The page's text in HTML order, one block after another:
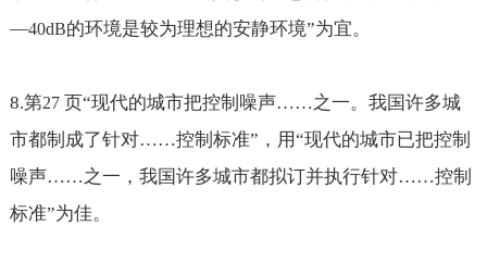
—40dB的环境是较为理想的安静环境”为宜。
8.第27 页“现代的城市把控制噪声……之一。我国许多城
市都制成了针对……控制标准”，用“现代的城市已把控制
噪声……之一，我国许多城市都拟订并执行针对……控制
标准”为佳。